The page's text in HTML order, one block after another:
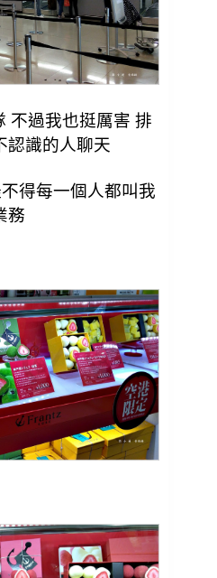
不過我也挺厲害 排
認識的人聊天
得每一個人都叫我
務